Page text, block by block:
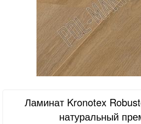
Ламинат Kronotex
натуральный